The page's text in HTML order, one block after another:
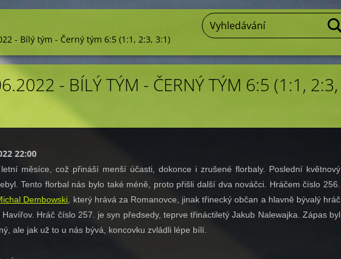
- Bílý tým - Černý tým 6:5 (1:1, 2:3, 3:1)
- BÍLÝ TÝM - ČERNÝ TÝM 6:5 (1:1, 2:3,
22:00
měsíce, což přináší menší účasti, dokonce i zrušené florbaly. Poslední květnový
Tento florbal nás bylo také méně, proto přišli další dva nováčci. Hráčem číslo 256.
Dembowski , který hrává za Romanovce, jinak třinecký občan a hlavně bývalý hráč
Havířov. Hráč číslo 257. je syn předsedy, teprve třináctiletý Jakub Nalewajka. Zápas byl
ale jak už to u nás bývá, koncovku zvládli lépe bílí.